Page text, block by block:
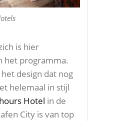
is hier
het programma.
design dat nog
helemaal in stijl
Hotel in de
City is van top